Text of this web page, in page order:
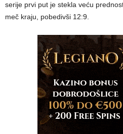
serije prvi put je stekla veću
meč kraju, pobedivši 12:9.